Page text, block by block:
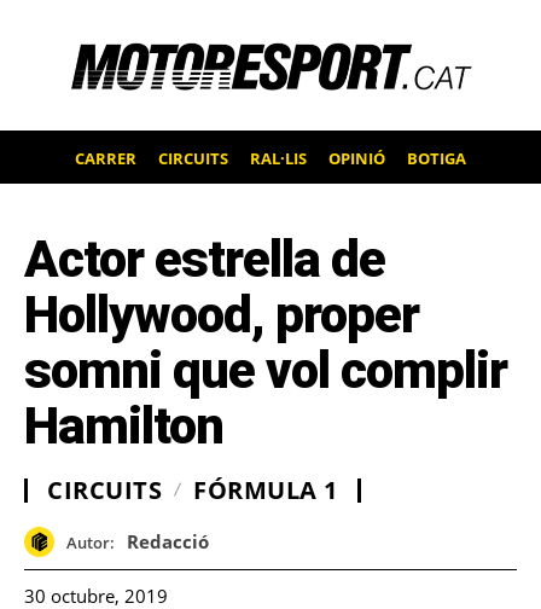
CARRER CIRCUITS RAL·LIS OPINIÓ BOTIGA
Actor estrella de
Hollywood, proper
somni que vol complir
Hamilton
CIRCUITS FÓRMULA 1
Autor: Redacció
30 octubre, 2019